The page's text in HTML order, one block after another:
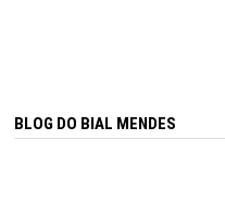
BLOG DO BIAL MENDES